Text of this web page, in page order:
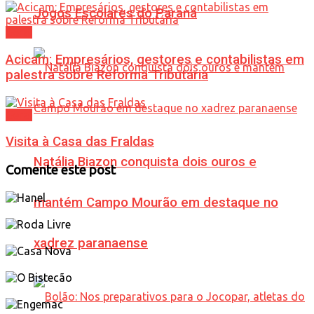
Jogos Escolares do Paraná
Natália Biazon conquista dois ouros e
mantém Campo Mourão em destaque no
xadrez paranaense
Acicam: Empresários, gestores e contabilistas em
palestra sobre Reforma Tributária
Visita à Casa das Fraldas
Comente este post